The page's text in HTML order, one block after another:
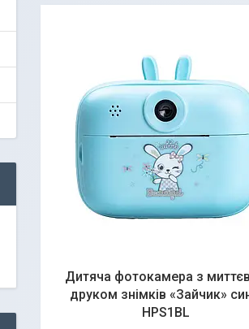
Дитяча фотокамера з
друком знімків «Зайчик»
HPS1BL